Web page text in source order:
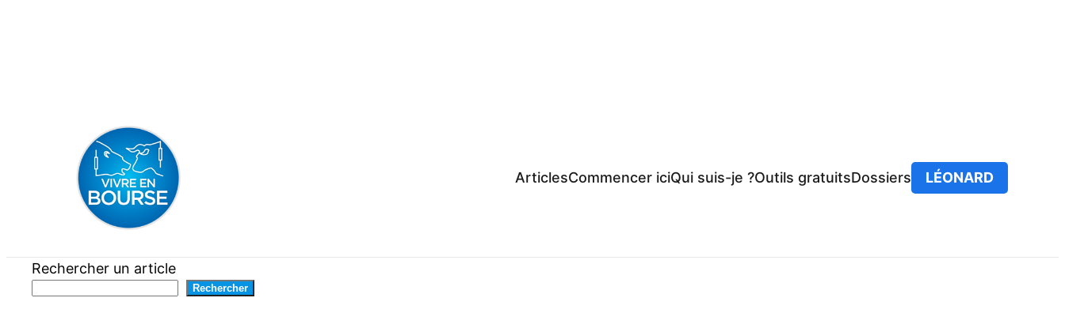
ArticlesCommencer iciQui suis-je ?Outils gratuitsDossiers LÉONARD
Rechercher un article
Rechercher